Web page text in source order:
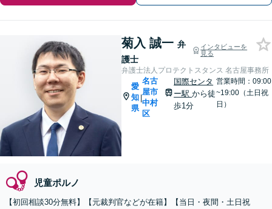
菊入 誠一 弁
護士
インタビューを
見る
弁護士法人プロテクトスタンス 名古屋事務所
愛
知
県
|
名古
屋市
中村
区
国際センタ
ー駅から徒
歩1分
営業時間：09:00
~19:00（土日祝
日）
児童ポルノ
【初回相談30分無料】【元裁判官などが在籍】【当日・夜間・土日祝